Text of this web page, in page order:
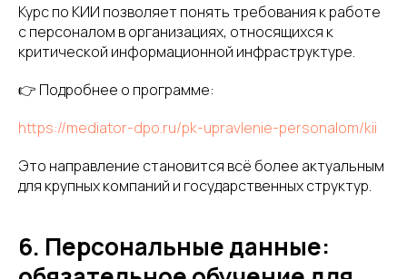
Курс по КИИ позволяет понять требования к работе
с персоналом в организациях, относящихся к
критической информационной инфраструктуре.
👉 Подробнее о программе:
https://mediator-dpo.ru/pk-upravlenie-personalom/kii
Это направление становится всё более актуальным
для крупных компаний и государственных структур.
6. Персональные данные: